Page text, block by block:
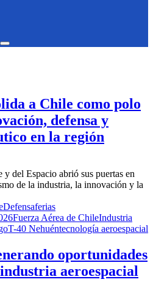
Search
a Chile como polo
defensa y
en la región
del Espacio abrió sus puertas en
de la industria, la innovación y la
Defensaferias
Fuerza Aérea de ChileIndustria
T-40 Nehuéntecnología aeroespacial
oportunidades
aeroespacial